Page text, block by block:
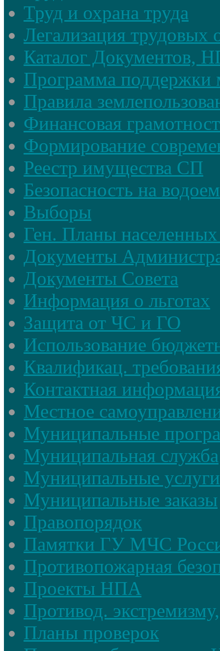
Труд и охрана труда
Легализация трудовых
Каталог Документов,
Программа поддержки
Правила
Финансовая
Формирование
Реестр имущества СП
Безопасность на
Выборы
Ген. Планы
Документы
Документы Совета
Информация о льготах
Защита от ЧС и ГО
Использование
Квалификац.
Контактная
Местное
Муниципальные
Муниципальная служба
Муниципальные услуги
Муниципальные заказы
Правопорядок
Памятки ГУ МЧС
Противопожарная
Проекты НПА
Противод.
Планы проверок